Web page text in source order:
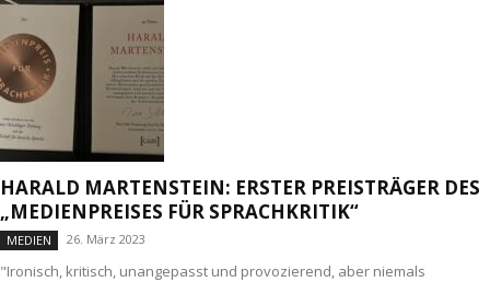
HARALD MARTENSTEIN: ERSTER PREISTRÄGER DES
„MEDIENPREISES FÜR SPRACHKRITIK“
MEDIEN 26. März 2023
"Ironisch, kritisch, unangepasst und provozierend, aber niemals